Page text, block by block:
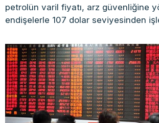
petrolün varil fiyatı, arz güvenliğine
endişelerle 107 dolar seviyesinden